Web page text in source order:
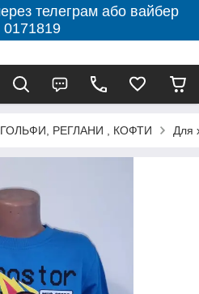
телеграм або вайбер
0171819
ГОЛЬФИ, РЕГЛАНИ , КОФТИ Для